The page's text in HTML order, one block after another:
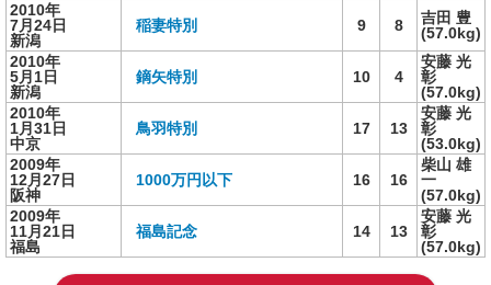
2010年
7月24日
新潟
稲妻特別 9 8
吉田 豊
(57.0kg)
2010年
5月1日
新潟
鏑矢特別 10 4
安藤 光
彰
(57.0kg)
2010年
1月31日
中京
鳥羽特別 17 13
安藤 光
彰
(53.0kg)
2009年
12月27日
阪神
1000万円以下 16 16
柴山 雄
一
(57.0kg)
2009年
11月21日
福島
福島記念 14 13
安藤 光
彰
(57.0kg)